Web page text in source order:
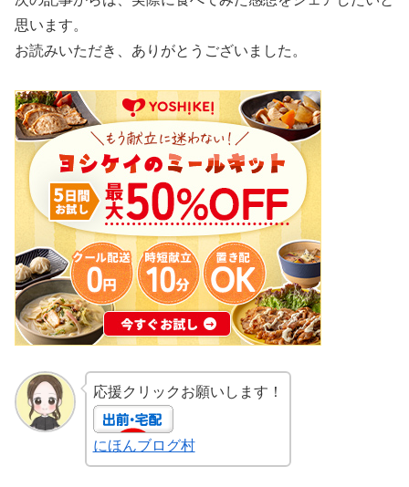
思います。
お読みいただき、ありがとうございました。
応援クリックお願いします！
にほんブログ村